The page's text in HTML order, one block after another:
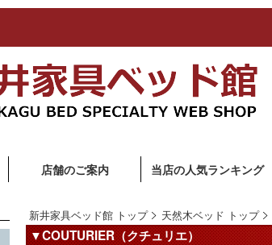
店舗のご案内 当店の人気ランキング
新井家具ベッド館 トップ 天然木ベッド トップ
▼COUTURIER（クチュリエ）